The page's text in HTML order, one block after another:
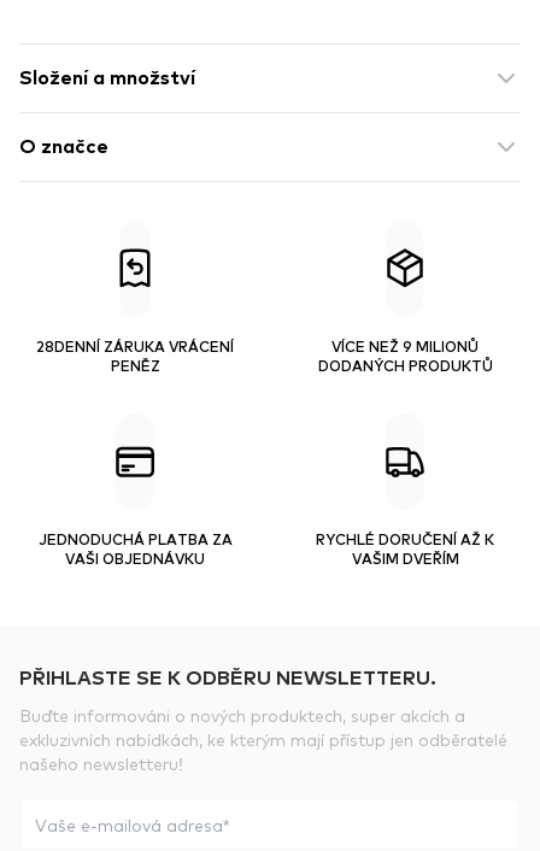
Složení a množství
O značce
28DENNÍ ZÁRUKA VRÁCENÍ
PENĚZ
VÍCE NEŽ 9 MILIONŮ
DODANÝCH PRODUKTŮ
JEDNODUCHÁ PLATBA ZA
VAŠI OBJEDNÁVKU
RYCHLÉ DORUČENÍ AŽ K
VAŠIM DVEŘÍM
PŘIHLASTE SE K ODBĚRU NEWSLETTERU.
Buďte informováni o nových produktech, super akcích a
exkluzivních nabídkách, ke kterým mají přístup jen odběratelé
našeho newsletteru!